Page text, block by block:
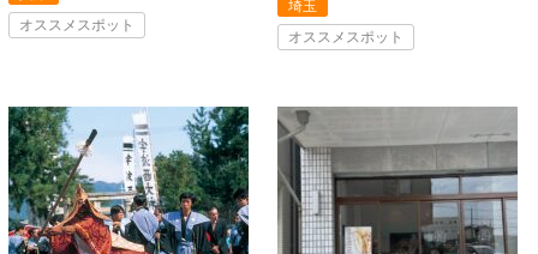
オススメスポット
埼玉
オススメスポット